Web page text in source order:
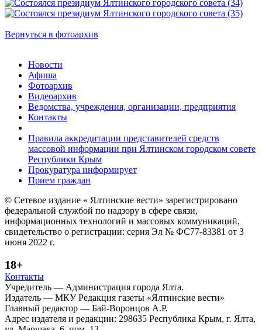
Вернуться в фотоархив
Новости
Афиша
Фотоархив
Видеоархив
Ведомства, учреждения, организации, предприятия
Контакты
Правила аккредитации представителей средств
массовой информации при Ялтинском городском совете
Республики Крым
Прокуратура информирует
Прием граждан
© Сетевое издание « Ялтинские вести» зарегистрировано
федеральной службой по надзору в сфере связи,
информационных технологий и массовых коммуникаций,
свидетельство о регистрации: серия Эл № ФС77-83381 от 3
июня 2022 г.
18+
Контакты
Учредитель — Администрация города Ялта.
Издатель — МКУ Редакция газеты «Ялтинские вести»
Главный редактор — Бай-Воронцов А.Р.
Адрес издателя и редакции: 298635 Республика Крым, г. Ялта,